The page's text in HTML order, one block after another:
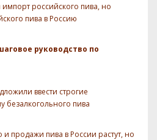
импорт российского пива, но
пива в Россию
руководство по
ввести строгие
безалкогольного пива
и продажи пива в России растут, но